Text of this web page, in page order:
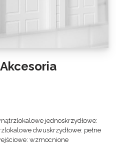
jednoskrzydłowe:
dwuskrzydłowe: pełne
wzmocnione